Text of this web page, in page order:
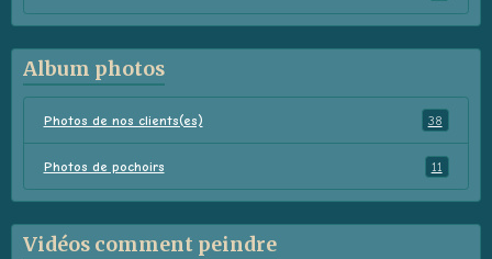
Album photos
Photos de nos clients(es) 38
Photos de pochoirs 11
Vidéos comment peindre